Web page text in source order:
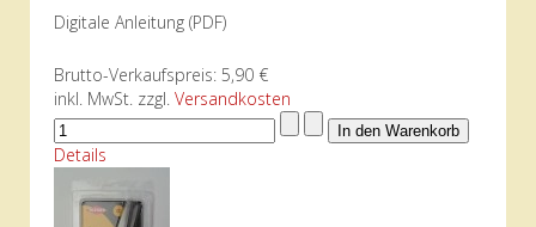
Digitale Anleitung (PDF)
Brutto-Verkaufspreis: 5,90 €
inkl. MwSt. zzgl. Versandkosten
Details